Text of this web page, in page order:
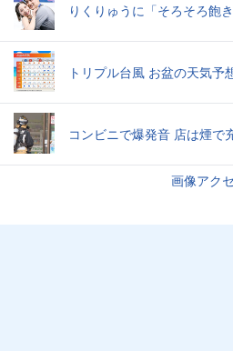
りくりゅうに「そろそろ飽き
トリプル台風 お盆の天気予
コンビニで爆発音 店は煙で
画像アク